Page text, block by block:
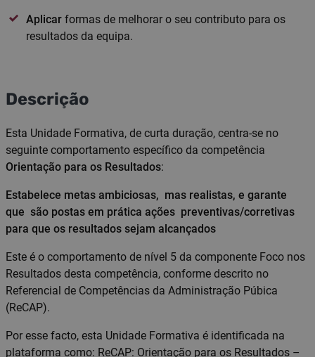
Aplicar formas de melhorar o seu contributo para os
resultados da equipa.
Descrição
Esta Unidade Formativa, de curta duração, centra-se no
seguinte comportamento específico da competência
Orientação para os Resultados:
Estabelece metas ambiciosas, mas realistas, e garante
que são postas em prática ações preventivas/corretivas
para que os resultados sejam alcançados
Este é o comportamento de nível 5 da componente Foco nos
Resultados desta competência, conforme descrito no
Referencial de Competências da Administração Púbica
(ReCAP).
Por esse facto, esta Unidade Formativa é identificada na
plataforma como: ReCAP: Orientação para os Resultados –